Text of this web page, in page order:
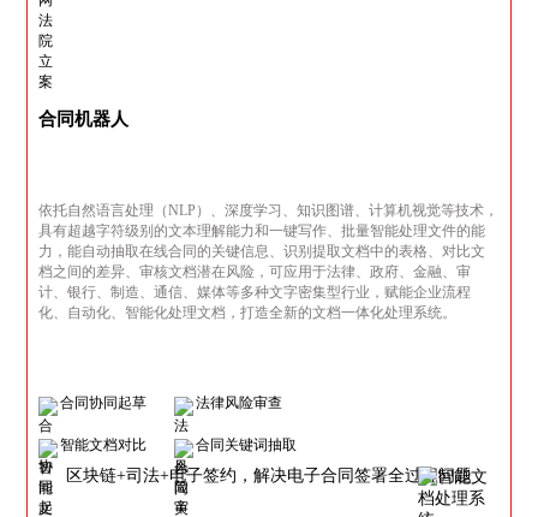
合同机器人
依托自然语言处理（NLP）、深度学习、知识图谱、计算机视觉等技术，
具有超越字符级别的文本理解能力和一键写作、批量智能处理文件的能
力，能自动抽取在线合同的关键信息、识别提取文档中的表格、对比文
档之间的差异、审核文档潜在风险，可应用于法律、政府、金融、审
计、银行、制造、通信、媒体等多种文字密集型行业，赋能企业流程
化、自动化、智能化处理文档，打造全新的文档一体化处理系统。
合同协同起草 法律风险审查
智能文档对比 合同关键词抽取
区块链+司法+电子签约，解决电子合同签署全过程问题